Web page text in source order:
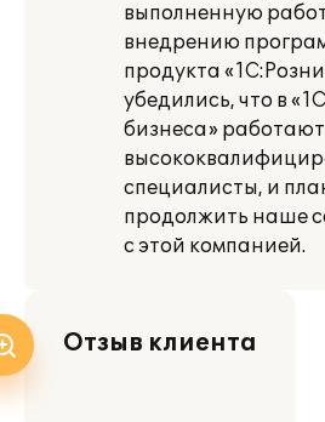
выполненную
внедрению
продукта
убедились, что в
бизнеса» работают
специалисты, и
продолжить наше
с этой компанией.
Отзыв клиента